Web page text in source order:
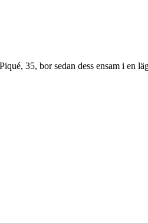
35, bor sedan dess ensam i en